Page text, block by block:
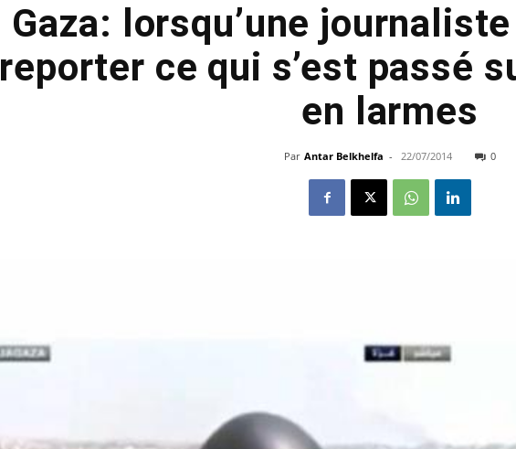
Gaza: lorsqu’une
reporter ce qui s’est passé
en larmes
Par Antar Belkhelfa - 22/07/2014 0